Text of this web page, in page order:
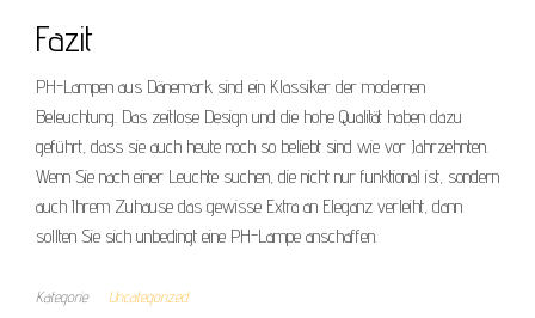
Fazit
PH-Lampen aus Dänemark sind ein Klassiker der modernen
Beleuchtung. Das zeitlose Design und die hohe Qualität haben dazu
geführt, dass sie auch heute noch so beliebt sind wie vor Jahrzehnten.
Wenn Sie nach einer Leuchte suchen, die nicht nur funktional ist, sondern
auch Ihrem Zuhause das gewisse Extra an Eleganz verleiht, dann
sollten Sie sich unbedingt eine PH-Lampe anschaffen.
Kategorie Uncategorized